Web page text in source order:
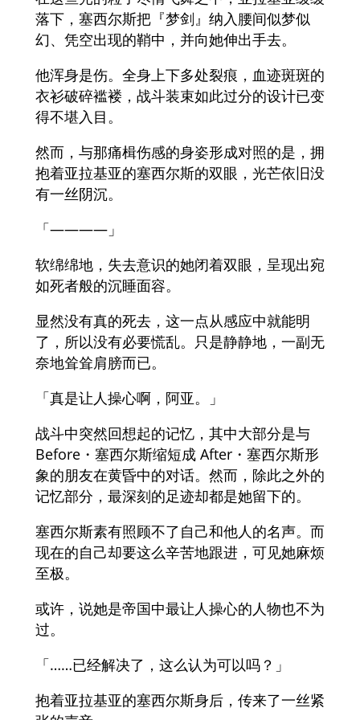
落下，塞西尔斯把『梦剑』纳入腰间似梦似
幻、凭空出现的鞘中，并向她伸出手去。
他浑身是伤。全身上下多处裂痕，血迹斑斑的
衣衫破碎褴褛，战斗装束如此过分的设计已变
得不堪入目。
然而，与那痛楫伤感的身姿形成对照的是，拥
抱着亚拉基亚的塞西尔斯的双眼，光芒依旧没
有一丝阴沉。
「――――」
软绵绵地，失去意识的她闭着双眼，呈现出宛
如死者般的沉睡面容。
显然没有真的死去，这一点从感应中就能明
了，所以没有必要慌乱。只是静静地，一副无
奈地耸耸肩膀而已。
「真是让人操心啊，阿亚。」
战斗中突然回想起的记忆，其中大部分是与
Before・塞西尔斯缩短成 After・塞西尔斯形
象的朋友在黄昏中的对话。然而，除此之外的
记忆部分，最深刻的足迹却都是她留下的。
塞西尔斯素有照顾不了自己和他人的名声。而
现在的自己却要这么辛苦地跟进，可见她麻烦
至极。
或许，说她是帝国中最让人操心的人物也不为
过。
「……已经解决了，这么认为可以吗？」
抱着亚拉基亚的塞西尔斯身后，传来了一丝紧